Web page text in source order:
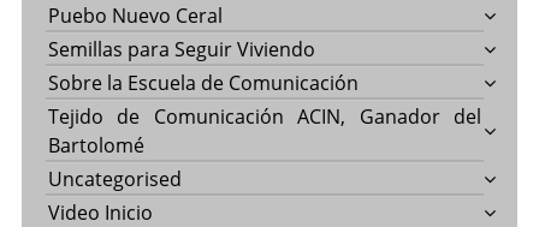
Puebo Nuevo Ceral
Semillas para Seguir Viviendo
Sobre la Escuela de Comunicación
Tejido de Comunicación ACIN, Ganador del
Bartolomé
Uncategorised
Video Inicio